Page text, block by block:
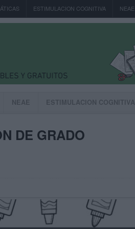
ESTIMULACION COGNITIVA NEAE
NEAE ESTIMULACION COGNITIVA
DE GRADO